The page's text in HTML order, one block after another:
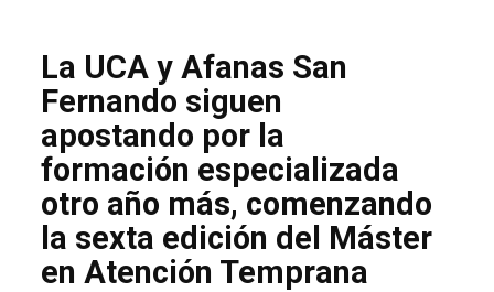
La UCA y Afanas San
Fernando siguen
apostando por la
formación especializada
otro año más, comenzando
la sexta edición del Máster
en Atención Temprana